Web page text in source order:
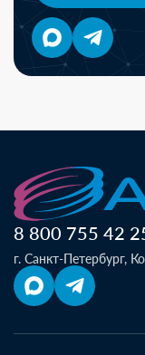
8 800 755 42
г. Санкт-Петербург,